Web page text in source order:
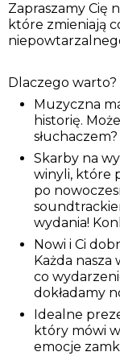
Zapraszamy Cię
które zmieniają
Dlaczego warto?
Muzyczna
historię.
słuchaczem?
Skarby na
winyli, które
po
wydania!
Nowi i Ci
Każda
co
dokładamy
Idealne
który mówi
emocje